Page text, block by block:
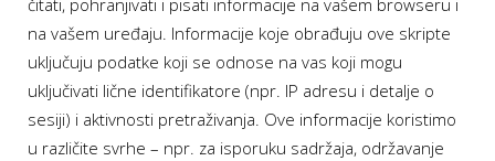
Dostupnost usluga
Moja webTV
Aukcije BH Telecom
čitati, pohranjivati i pisati informacije na vašem browseru i
na vašem uređaju. Informacije koje obrađuju ove skripte
uključuju podatke koji se odnose na vas koji mogu
uključivati lične identifikatore (npr. IP adresu i detalje o
sesiji) i aktivnosti pretraživanja. Ove informacije koristimo
u različite svrhe – npr. za isporuku sadržaja, održavanje